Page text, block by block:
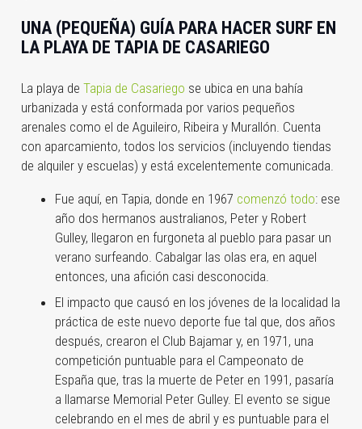
UNA (PEQUEÑA) GUÍA PARA HACER SURF EN
LA PLAYA DE TAPIA DE CASARIEGO
La playa de Tapia de Casariego se ubica en una bahía
urbanizada y está conformada por varios pequeños
arenales como el de Aguileiro, Ribeira y Murallón. Cuenta
con aparcamiento, todos los servicios (incluyendo tiendas
de alquiler y escuelas) y está excelentemente comunicada.
Fue aquí, en Tapia, donde en 1967 comenzó todo: ese
año dos hermanos australianos, Peter y Robert
Gulley, llegaron en furgoneta al pueblo para pasar un
verano surfeando. Cabalgar las olas era, en aquel
entonces, una afición casi desconocida.
El impacto que causó en los jóvenes de la localidad la
práctica de este nuevo deporte fue tal que, dos años
después, crearon el Club Bajamar y, en 1971, una
competición puntuable para el Campeonato de
España que, tras la muerte de Peter en 1991, pasaría
a llamarse Memorial Peter Gulley. El evento se sigue
celebrando en el mes de abril y es puntuable para el